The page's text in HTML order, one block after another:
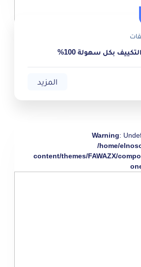
بكل سهولة 100%
المزيد
Warning:
/home/
content/themes/FAWAZX/